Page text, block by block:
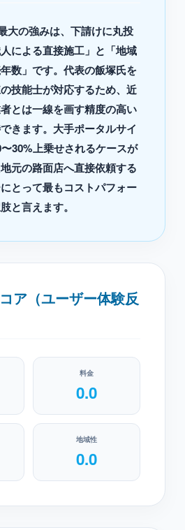
大の強みは、下請けに丸投
による直接施工」と「地域
数」です。代表の飯塚氏を
技能士が対応するため、近
とは一線を画す精度の高い
きます。大手ポータルサイ
30%上乗せされるケースが
元の路面店へ直接依頼する
とって最もコストパフォー
と言えます。
ア（ユーザー体験反
料金
0.0
地域性
0.0